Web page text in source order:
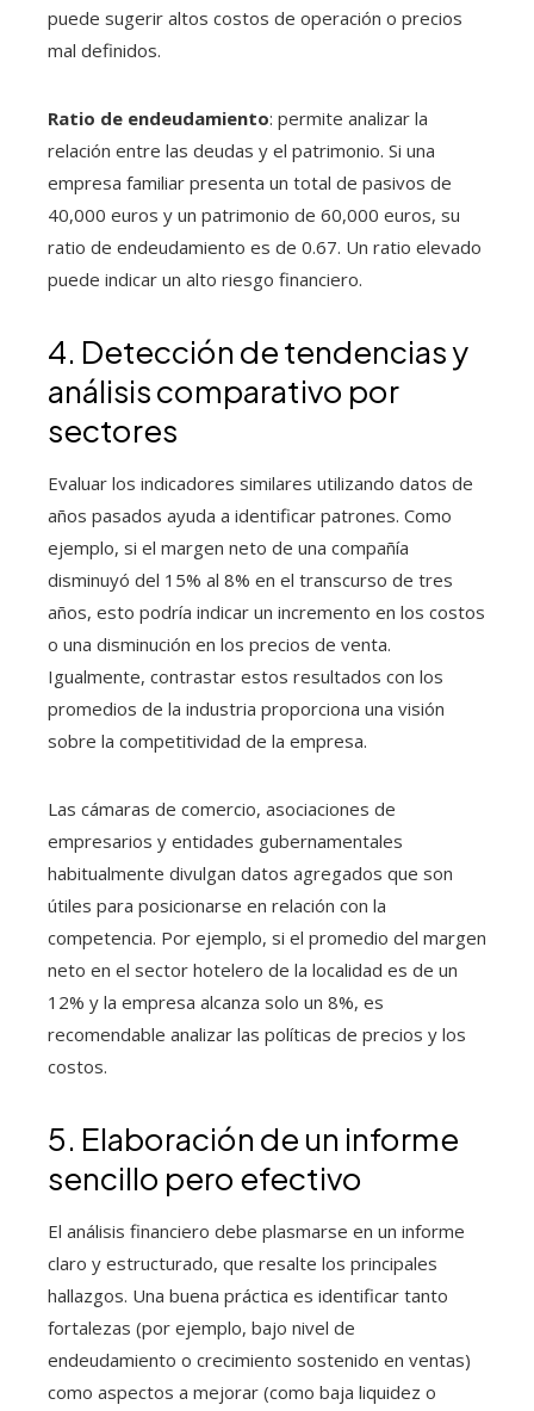
puede sugerir altos costos de operación o precios
mal definidos.
Ratio de endeudamiento: permite analizar la
relación entre las deudas y el patrimonio. Si una
empresa familiar presenta un total de pasivos de
40,000 euros y un patrimonio de 60,000 euros, su
ratio de endeudamiento es de 0.67. Un ratio elevado
puede indicar un alto riesgo financiero.
4. Detección de tendencias y
análisis comparativo por
sectores
Evaluar los indicadores similares utilizando datos de
años pasados ayuda a identificar patrones. Como
ejemplo, si el margen neto de una compañía
disminuyó del 15% al 8% en el transcurso de tres
años, esto podría indicar un incremento en los costos
o una disminución en los precios de venta.
Igualmente, contrastar estos resultados con los
promedios de la industria proporciona una visión
sobre la competitividad de la empresa.
Las cámaras de comercio, asociaciones de
empresarios y entidades gubernamentales
habitualmente divulgan datos agregados que son
útiles para posicionarse en relación con la
competencia. Por ejemplo, si el promedio del margen
neto en el sector hotelero de la localidad es de un
12% y la empresa alcanza solo un 8%, es
recomendable analizar las políticas de precios y los
costos.
5. Elaboración de un informe
sencillo pero efectivo
El análisis financiero debe plasmarse en un informe
claro y estructurado, que resalte los principales
hallazgos. Una buena práctica es identificar tanto
fortalezas (por ejemplo, bajo nivel de
endeudamiento o crecimiento sostenido en ventas)
como aspectos a mejorar (como baja liquidez o